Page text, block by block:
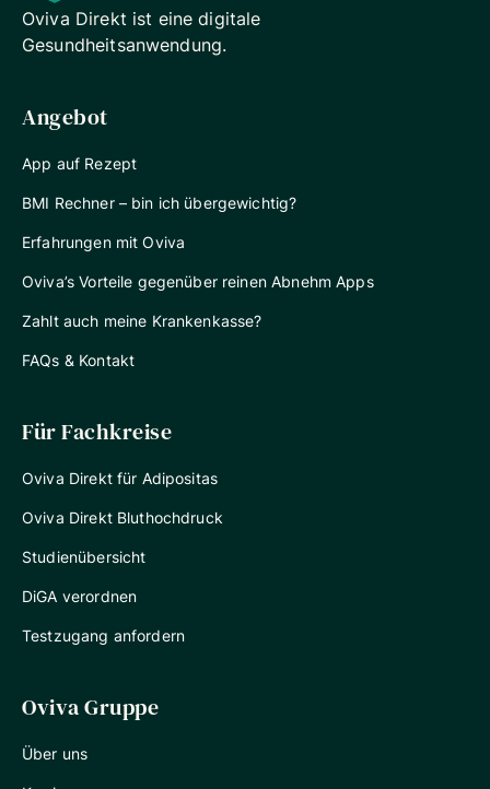
Oviva Direkt ist eine digitale
Gesundheitsanwendung.
Angebot
App auf Rezept
BMI Rechner – bin ich übergewichtig?
Erfahrungen mit Oviva
Oviva’s Vorteile gegenüber reinen Abnehm Apps
Zahlt auch meine Krankenkasse?
FAQs & Kontakt
Für Fachkreise
Oviva Direkt für Adipositas
Oviva Direkt Bluthochdruck
Studienübersicht
DiGA verordnen
Testzugang anfordern
Oviva Gruppe
Über uns